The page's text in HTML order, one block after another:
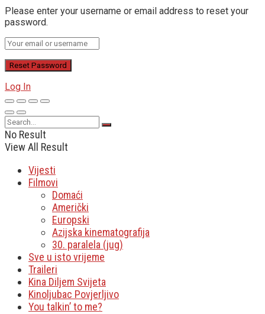
Please enter your username or email address to reset your
password.
Log In
No Result
View All Result
Vijesti
Filmovi
Domaći
Američki
Europski
Azijska kinematografija
30. paralela (jug)
Sve u isto vrijeme
Traileri
Kina Diljem Svijeta
Kinoljubac Povjerljivo
You talkin’ to me?